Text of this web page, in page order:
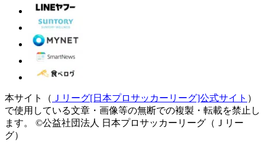
本サイト（ Ｊリーグ[日本プロサッカーリーグ]公式サイト ）
で使用している文章・画像等の無断での複製・転載を禁止し
ます。
©公益社団法人 日本プロサッカーリーグ（Ｊリー
グ）